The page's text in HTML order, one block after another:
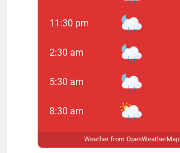
11:30 pm
2:30 am
5:30 am
8:30 am
Weather from OpenWeatherMap